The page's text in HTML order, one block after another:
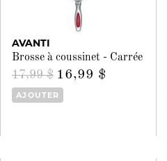
AVANTI
Brosse à coussinet - Carrée
17,99 $ 16,99 $
AJOUTER